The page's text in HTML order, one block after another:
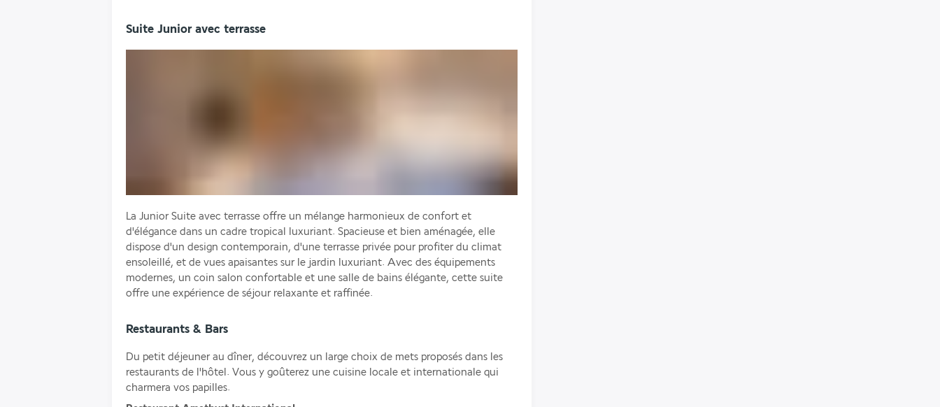
Suite Junior avec terrasse
La Junior Suite avec terrasse offre un mélange harmonieux de confort et
d'élégance dans un cadre tropical luxuriant. Spacieuse et bien aménagée, elle
dispose d'un design contemporain, d'une terrasse privée pour profiter du climat
ensoleillé, et de vues apaisantes sur le jardin luxuriant. Avec des équipements
modernes, un coin salon confortable et une salle de bains élégante, cette suite
offre une expérience de séjour relaxante et raffinée.
Restaurants & Bars
Du petit déjeuner au dîner, découvrez un large choix de mets proposés dans les
restaurants de l'hôtel. Vous y goûterez une cuisine locale et internationale qui
charmera vos papilles.